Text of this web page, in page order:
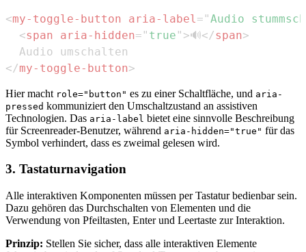
<my-toggle-button aria-label = "Audio
<span aria-hidden= " true " >🔊</span>
</my-toggle-button>
Hier macht role="button" es zu einer Schaltfläche, und aria-
pressed kommuniziert den Umschaltzustand an assistiven
Technologien. Das aria-label bietet eine sinnvolle Beschreibung
für Screenreader-Benutzer, während aria-hidden="true" für das
Symbol verhindert, dass es zweimal gelesen wird.
3. Tastaturnavigation
Alle interaktiven Komponenten müssen per Tastatur bedienbar sein.
Dazu gehören das Durchschalten von Elementen und die
Verwendung von Pfeiltasten, Enter und Leertaste zur Interaktion.
Prinzip: Stellen Sie sicher, dass alle interaktiven Elemente